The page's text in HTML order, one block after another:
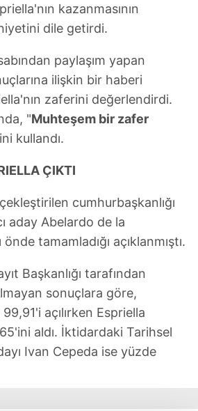
kazanmasının
dile getirdi.
paylaşım yapan
ilişkin bir haberi
zaferini değerlendirdi.
"Muhteşem bir zafer
kullandı.
ÇIKTI
cumhurbaşkanlığı
aday Abelardo de la
önde tamamladığı açıklanmıştı.
Başkanlığı tarafından
sonuçlara göre,
açılırken Espriella
aldı. İktidardaki Tarihsel
Ivan Cepeda ise yüzde